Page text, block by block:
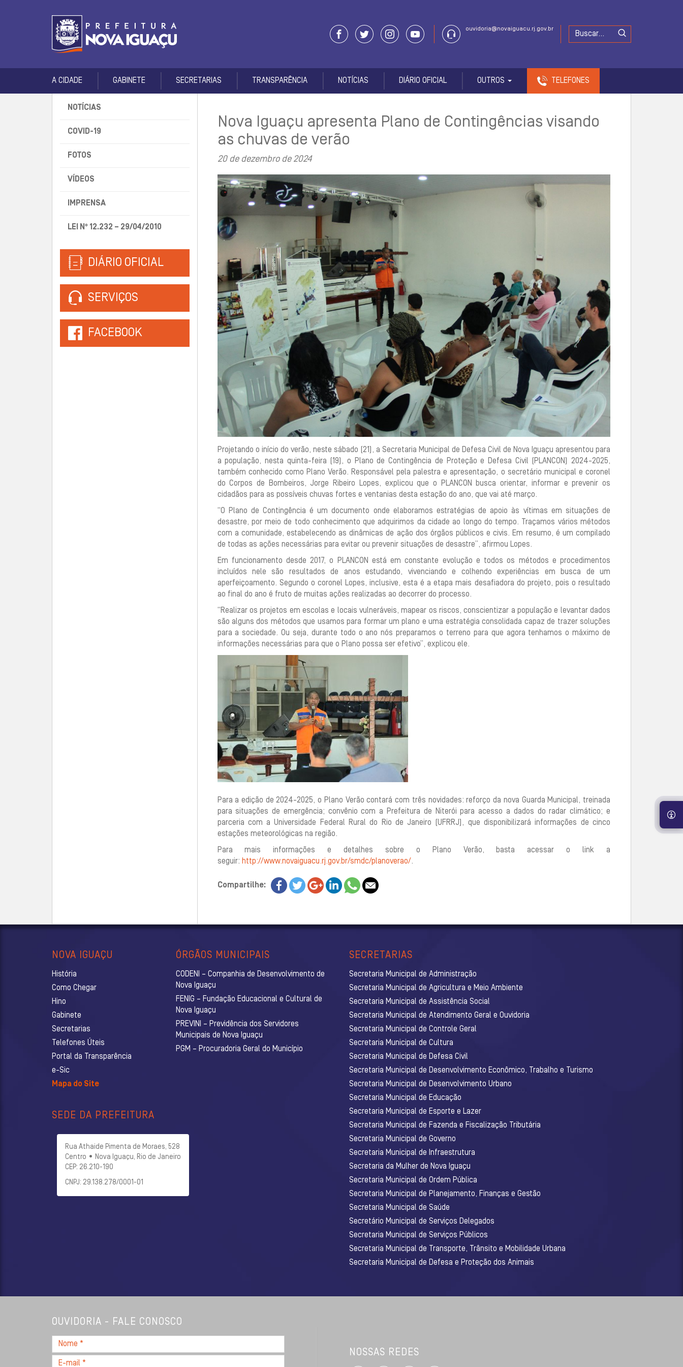
ouvidoria@novaiguacu.rj.gov.br
A CIDADE GABINETE SECRETARIAS TRANSPARÊNCIA NOTÍCIAS DIÁRIO OFICIAL OUTROS TELEFONES
NOTÍCIAS
COVID-19
FOTOS
VÍDEOS
IMPRENSA
LEI Nº 12.232 – 29/04/2010
DIÁRIO OFICIAL
SERVIÇOS
FACEBOOK
Nova Iguaçu apresenta Plano de Contingências visando
as chuvas de verão
20 de dezembro de 2024
Projetando o início do verão, neste sábado (21), a Secretaria Municipal de Defesa Civil de Nova Iguaçu apresentou para
a população, nesta quinta-feira (19), o Plano de Contingência de Proteção e Defesa Civil (PLANCON) 2024-2025,
também conhecido como Plano Verão. Responsável pela palestra e apresentação, o secretário municipal e coronel
do Corpos de Bombeiros, Jorge Ribeiro Lopes, explicou que o PLANCON busca orientar, informar e prevenir os
cidadãos para as possíveis chuvas fortes e ventanias desta estação do ano, que vai até março.
“O Plano de Contingência é um documento onde elaboramos estratégias de apoio às vítimas em situações de
desastre, por meio de todo conhecimento que adquirimos da cidade ao longo do tempo. Traçamos vários métodos
com a comunidade, estabelecendo as dinâmicas de ação dos órgãos públicos e civis. Em resumo, é um compilado
de todas as ações necessárias para evitar ou prevenir situações de desastre”, afirmou Lopes.
Em funcionamento desde 2017, o PLANCON está em constante evolução e todos os métodos e procedimentos
incluídos nele são resultados de anos estudando, vivenciando e colhendo experiências em busca de um
aperfeiçoamento. Segundo o coronel Lopes, inclusive, esta é a etapa mais desafiadora do projeto, pois o resultado
ao final do ano é fruto de muitas ações realizadas ao decorrer do processo.
“Realizar os projetos em escolas e locais vulneráveis, mapear os riscos, conscientizar a população e levantar dados
são alguns dos métodos que usamos para formar um plano e uma estratégia consolidada capaz de trazer soluções
para a sociedade. Ou seja, durante todo o ano nós preparamos o terreno para que agora tenhamos o máximo de
informações necessárias para que o Plano possa ser efetivo”, explicou ele.
Para a edição de 2024-2025, o Plano Verão contará com três novidades: reforço da nova Guarda Municipal, treinada
para situações de emergência; convênio com a Prefeitura de Niterói para acesso a dados do radar climático; e
parceria com a Universidade Federal Rural do Rio de Janeiro (UFRRJ), que disponibilizará informações de cinco
estações meteorológicas na região.
Para mais informações e detalhes sobre o Plano Verão, basta acessar o link a
seguir: http://www.novaiguacu.rj.gov.br/smdc/planoverao/.
Compartilhe:
NOVA IGUAÇU
História
Como Chegar
Hino
Gabinete
Secretarias
Telefones Úteis
Portal da Transparência
e-Sic
Mapa do Site
ÓRGÃOS MUNICIPAIS
CODENI – Companhia de Desenvolvimento de
Nova Iguaçu
FENIG – Fundação Educacional e Cultural de
Nova Iguaçu
PREVINI – Previdência dos Servidores
Municipais de Nova Iguaçu
PGM – Procuradoria Geral do Município
SEDE DA PREFEITURA
Rua Athaide Pimenta de Moraes, 528
Centro • Nova Iguaçu, Rio de Janeiro
CEP: 26.210-190
CNPJ: 29.138.278/0001-01
SECRETARIAS
Secretaria Municipal de Administração
Secretaria Municipal de Agricultura e Meio Ambiente
Secretaria Municipal de Assistência Social
Secretaria Municipal de Atendimento Geral e Ouvidoria
Secretaria Municipal de Controle Geral
Secretaria Municipal de Cultura
Secretaria Municipal de Defesa Civil
Secretaria Municipal de Desenvolvimento Econômico, Trabalho e Turismo
Secretaria Municipal de Desenvolvimento Urbano
Secretaria Municipal de Educação
Secretaria Municipal de Esporte e Lazer
Secretaria Municipal de Fazenda e Fiscalização Tributária
Secretaria Municipal de Governo
Secretaria Municipal de Infraestrutura
Secretaria da Mulher de Nova Iguaçu
Secretaria Municipal de Ordem Pública
Secretaria Municipal de Planejamento, Finanças e Gestão
Secretaria Municipal de Saúde
Secretário Municipal de Serviços Delegados
Secretaria Municipal de Serviços Públicos
Secretaria Municipal de Transporte, Trânsito e Mobilidade Urbana
Secretaria Municipal de Defesa e Proteção dos Animais
OUVIDORIA - FALE CONOSCO
Nome
*
E-
NOSSAS REDES